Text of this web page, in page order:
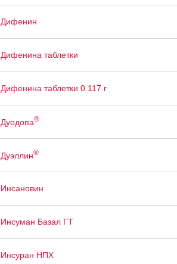
Дифенин
Дифенина таблетки
Дифенина таблетки 0.117 г
Дуодопа®
Дуэллин®
Инсановин
Инсуман Базал ГТ
Инсуран НПХ